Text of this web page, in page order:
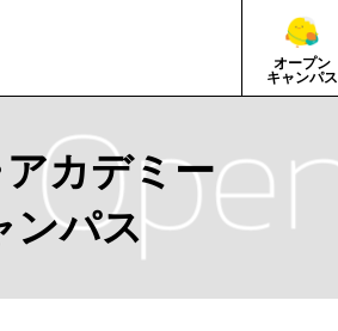
オープン
キャンパス
カデミー
ンパス